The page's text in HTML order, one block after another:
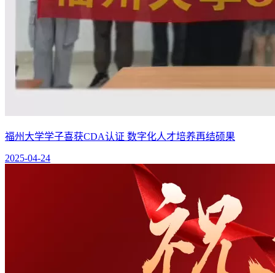
福州大学学子喜获CDA认证 数字化人才培养再结硕果
2025-04-24